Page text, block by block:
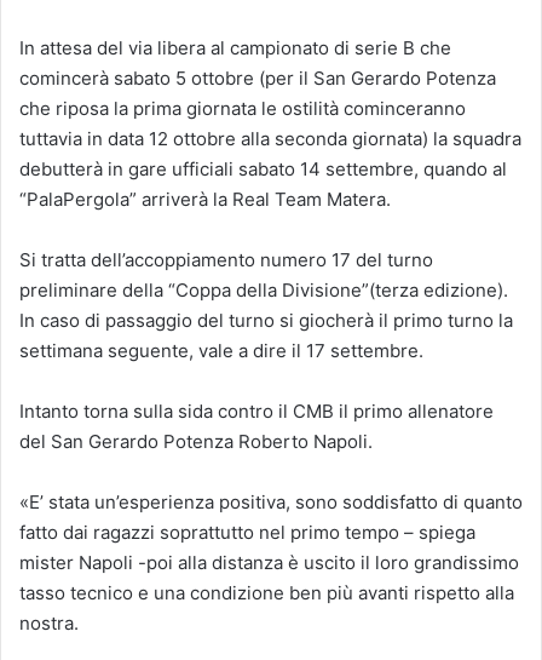
In attesa del via libera al campionato di serie B che
comincerà sabato 5 ottobre (per il San Gerardo Potenza
che riposa la prima giornata le ostilità cominceranno
tuttavia in data 12 ottobre alla seconda giornata) la squadra
debutterà in gare ufficiali sabato 14 settembre, quando al
“PalaPergola” arriverà la Real Team Matera.
Si tratta dell’accoppiamento numero 17 del turno
preliminare della “Coppa della Divisione”(terza edizione).
In caso di passaggio del turno si giocherà il primo turno la
settimana seguente, vale a dire il 17 settembre.
Intanto torna sulla sida contro il CMB il primo allenatore
del San Gerardo Potenza Roberto Napoli.
«E’ stata un’esperienza positiva, sono soddisfatto di quanto
fatto dai ragazzi soprattutto nel primo tempo – spiega
mister Napoli -poi alla distanza è uscito il loro grandissimo
tasso tecnico e una condizione ben più avanti rispetto alla
nostra.